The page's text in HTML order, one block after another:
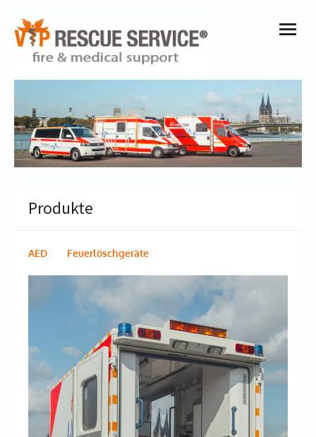
to
content
open
menu
Produkte
AED Feuerlöschgeräte